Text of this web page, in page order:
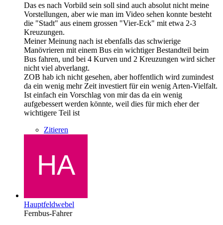
Das es nach Vorbild sein soll sind auch absolut nicht meine
Vorstellungen, aber wie man im Video sehen konnte besteht
die "Stadt" aus einem grossen "Vier-Eck" mit etwa 2-3
Kreuzungen.
Meiner Meinung nach ist ebenfalls das schwierige
Manövrieren mit einem Bus ein wichtiger Bestandteil beim
Bus fahren, und bei 4 Kurven und 2 Kreuzungen wird sicher
nicht viel abverlangt.
ZOB hab ich nicht gesehen, aber hoffentlich wird zumindest
da ein wenig mehr Zeit investiert für ein wenig Arten-Vielfalt.
Ist einfach ein Vorschlag von mir das da ein wenig
aufgebessert werden könnte, weil dies für mich eher der
wichtigere Teil ist
Zitieren
Hauptfeldwebel
Fernbus-Fahrer